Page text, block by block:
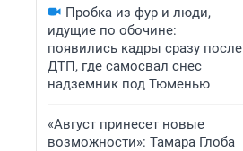
Пробка из фур и люди,
идущие по обочине:
появились кадры сразу после
ДТП, где самосвал снес
надземник под Тюменью
«Август принесет новые
возможности»: Тамара Глоба